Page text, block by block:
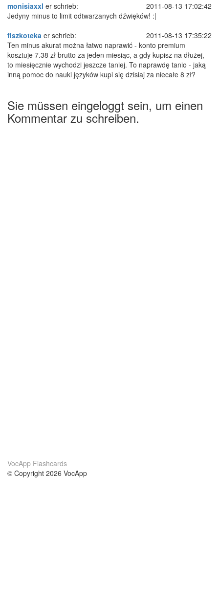
monisiaxxl er schrieb:
2011-08-13 17:02:42
Jedyny minus to limit odtwarzanych dźwięków! :|
fiszkoteka er schrieb:
2011-08-13 17:35:22
Ten minus akurat można łatwo naprawić - konto premium
kosztuje 7.38 zł brutto za jeden miesiąc, a gdy kupisz na dłużej,
to miesięcznie wychodzi jeszcze taniej. To naprawdę tanio - jaką
inną pomoc do nauki języków kupi się dzisiaj za niecałe 8 zł?
Sie müssen eingeloggt sein, um einen
Kommentar zu schreiben.
VocApp Flashcards
© Copyright 2026 VocApp